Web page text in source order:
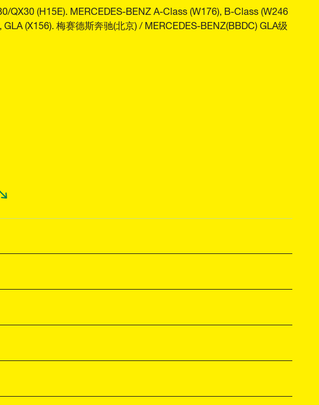
QX30 (H15E). MERCEDES-BENZ A-Class (W176), B-Class (W246
(X156). 梅赛德斯奔驰(北京) / MERCEDES-BENZ(BBDC) GLA级